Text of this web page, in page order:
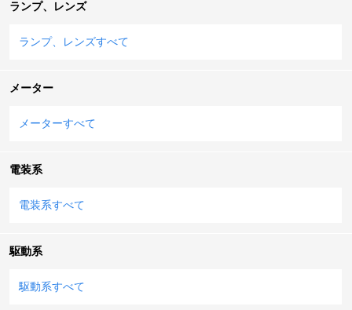
ランプ、レンズ
ランプ、レンズすべて
メーター
メーターすべて
電装系
電装系すべて
駆動系
駆動系すべて